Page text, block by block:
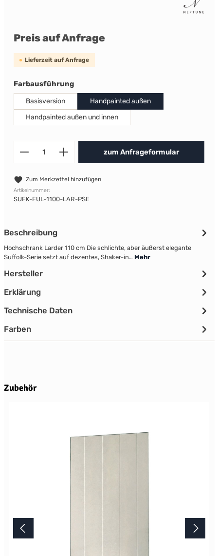
Preis auf Anfrage
Lieferzeit auf Anfrage
Farbausführungauswählen
Basisversion
Handpainted außen
Handpainted außen und innen
Produkt Anzahl: Gib den
zum Anfrageformular
Zum Merkzettel hinzufügen
Artikelnummer:
SUFK-FUL-1100-LAR-PSE
Beschreibung
Hochschrank Larder 110 cm Die schlichte, aber äußerst elegante
Suffolk-Serie setzt auf dezentes, Shaker-in… Mehr
Hersteller
Erklärung
Technische Daten
Farben
Produktgalerie überspringen
Zubehör